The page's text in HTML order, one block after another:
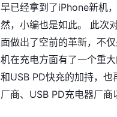
早已经拿到了iPhone新机
然，小编也是如此。 此次
面做出了空前的革新，不
机在充电方面有了一个重
和USB PD快充的加持，
厂商、USB PD充电器厂商